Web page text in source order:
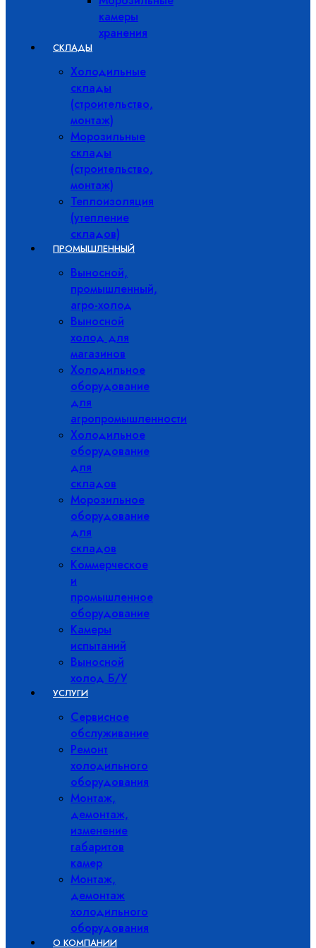
камеры
хранения
СКЛАДЫ
Холодильные
склады
(строительство,
монтаж)
Морозильные
склады
(строительство,
монтаж)
Теплоизоляция
(утепление
складов)
ПРОМЫШЛЕННЫЙ
Выносной,
промышленный,
агро-холод
Выносной
холод для
магазинов
Холодильное
оборудование
для
агропромышленности
Холодильное
оборудование
для
складов
Морозильное
оборудование
для
складов
Коммерческое
и
промышленное
оборудование
Камеры
испытаний
Выносной
холод Б/У
УСЛУГИ
Сервисное
обслуживание
Ремонт
холодильного
оборудования
Монтаж,
демонтаж,
изменение
габаритов
камер
Монтаж,
демонтаж
холодильного
оборудования
О КОМПАНИИ